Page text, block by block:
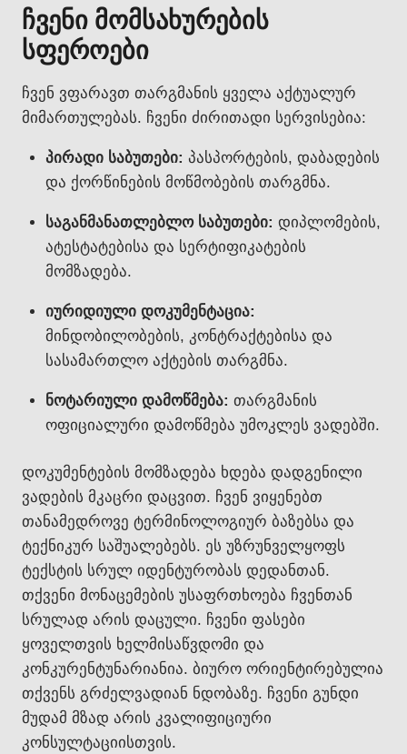
ჩვენი მომსახურების
სფეროები
ჩვენ ვფარავთ თარგმანის ყველა აქტუალურ
მიმართულებას. ჩვენი ძირითადი სერვისებია:
პირადი საბუთები: პასპორტების, დაბადების
და ქორწინების მოწმობების თარგმნა.
საგანმანათლებლო საბუთები: დიპლომების,
ატესტატებისა და სერტიფიკატების
მომზადება.
იურიდიული დოკუმენტაცია:
მინდობილობების, კონტრაქტებისა და
სასამართლო აქტების თარგმნა.
ნოტარიული დამოწმება: თარგმანის
ოფიციალური დამოწმება უმოკლეს ვადებში.
დოკუმენტების მომზადება ხდება დადგენილი
ვადების მკაცრი დაცვით. ჩვენ ვიყენებთ
თანამედროვე ტერმინოლოგიურ ბაზებსა და
ტექნიკურ საშუალებებს. ეს უზრუნველყოფს
ტექსტის სრულ იდენტურობას დედანთან.
თქვენი მონაცემების უსაფრთხოება ჩვენთან
სრულად არის დაცული. ჩვენი ფასები
ყოველთვის ხელმისაწვდომი და
კონკურენტუნარიანია. ბიურო ორიენტირებულია
თქვენს გრძელვადიან ნდობაზე. ჩვენი გუნდი
მუდამ მზად არის კვალიფიციური
კონსულტაციისთვის.